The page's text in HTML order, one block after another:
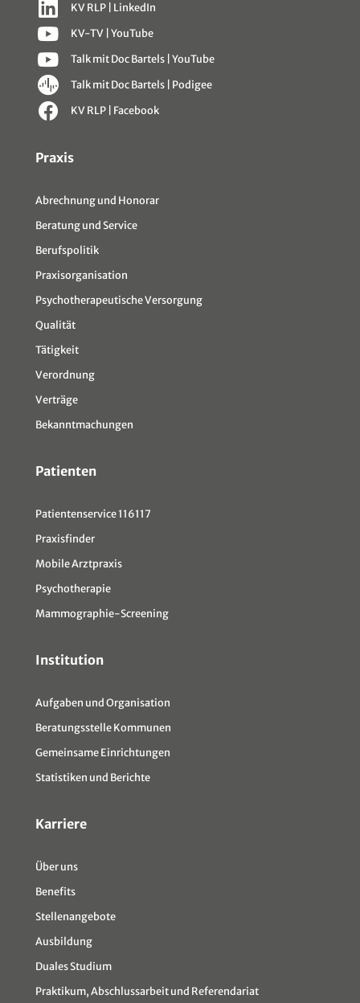
Sitemap
Praxis
Abrechnung und Honorar
Beratung und Service
Berufspolitik
Praxisorganisation
Psychotherapeutische Versorgung
Qualität
Tätigkeit
Verordnung
Verträge
Bekanntmachungen
Patienten
Patientenservice 116117
Praxisfinder
Mobile Arztpraxis
Psychotherapie
Mammographie-Screening
Institution
Aufgaben und Organisation
Beratungsstelle Kommunen
Gemeinsame Einrichtungen
Statistiken und Berichte
Karriere
Über uns
Benefits
Stellenangebote
Ausbildung
Duales Studium
Praktikum, Abschlussarbeit und Referendariat
KV RLP | LinkedIn
KV-TV | YouTube
Talk mit Doc Bartels | YouTube
Talk mit Doc Bartels | Podigee
KV RLP | Facebook